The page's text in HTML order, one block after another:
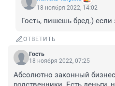
18 ноября 2022, 14:02
Гость, пишешь бред.) если
ОТВЕТИТЬ
Гость
18 ноября 2022, 07:25
Абсолютно законный